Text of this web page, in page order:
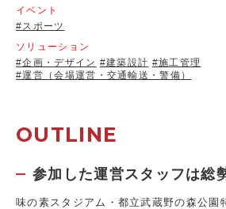
イベント
#スポーツ
ソリューション
#企画・デザイン #建築設計 #施工管理
#運営（会場運営・交通輸送・警備）
OUTLINE
参加した運営スタッフは総
味の素スタジアム・都立武蔵野の森公園